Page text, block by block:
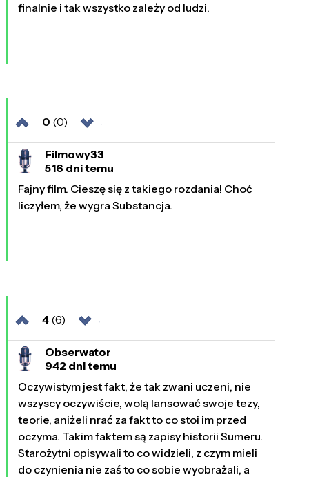
finalnie i tak wszystko zależy od ludzi.
0 (0)
Filmowy33
516 dni temu
Fajny film. Cieszę się z takiego rozdania! Choć
liczyłem, że wygra Substancja.
4(6)
Obserwator
942 dni temu
Oczywistym jest fakt, że tak zwani uczeni, nie
wszyscy oczywiście, wolą lansować swoje tezy,
teorie, aniżeli nrać za fakt to co stoi im przed
oczyma. Takim faktem są zapisy historii Sumeru.
Starożytni opisywali to co widzieli, z czym mieli
do czynienia nie zaś to co sobie wyobrażali, a